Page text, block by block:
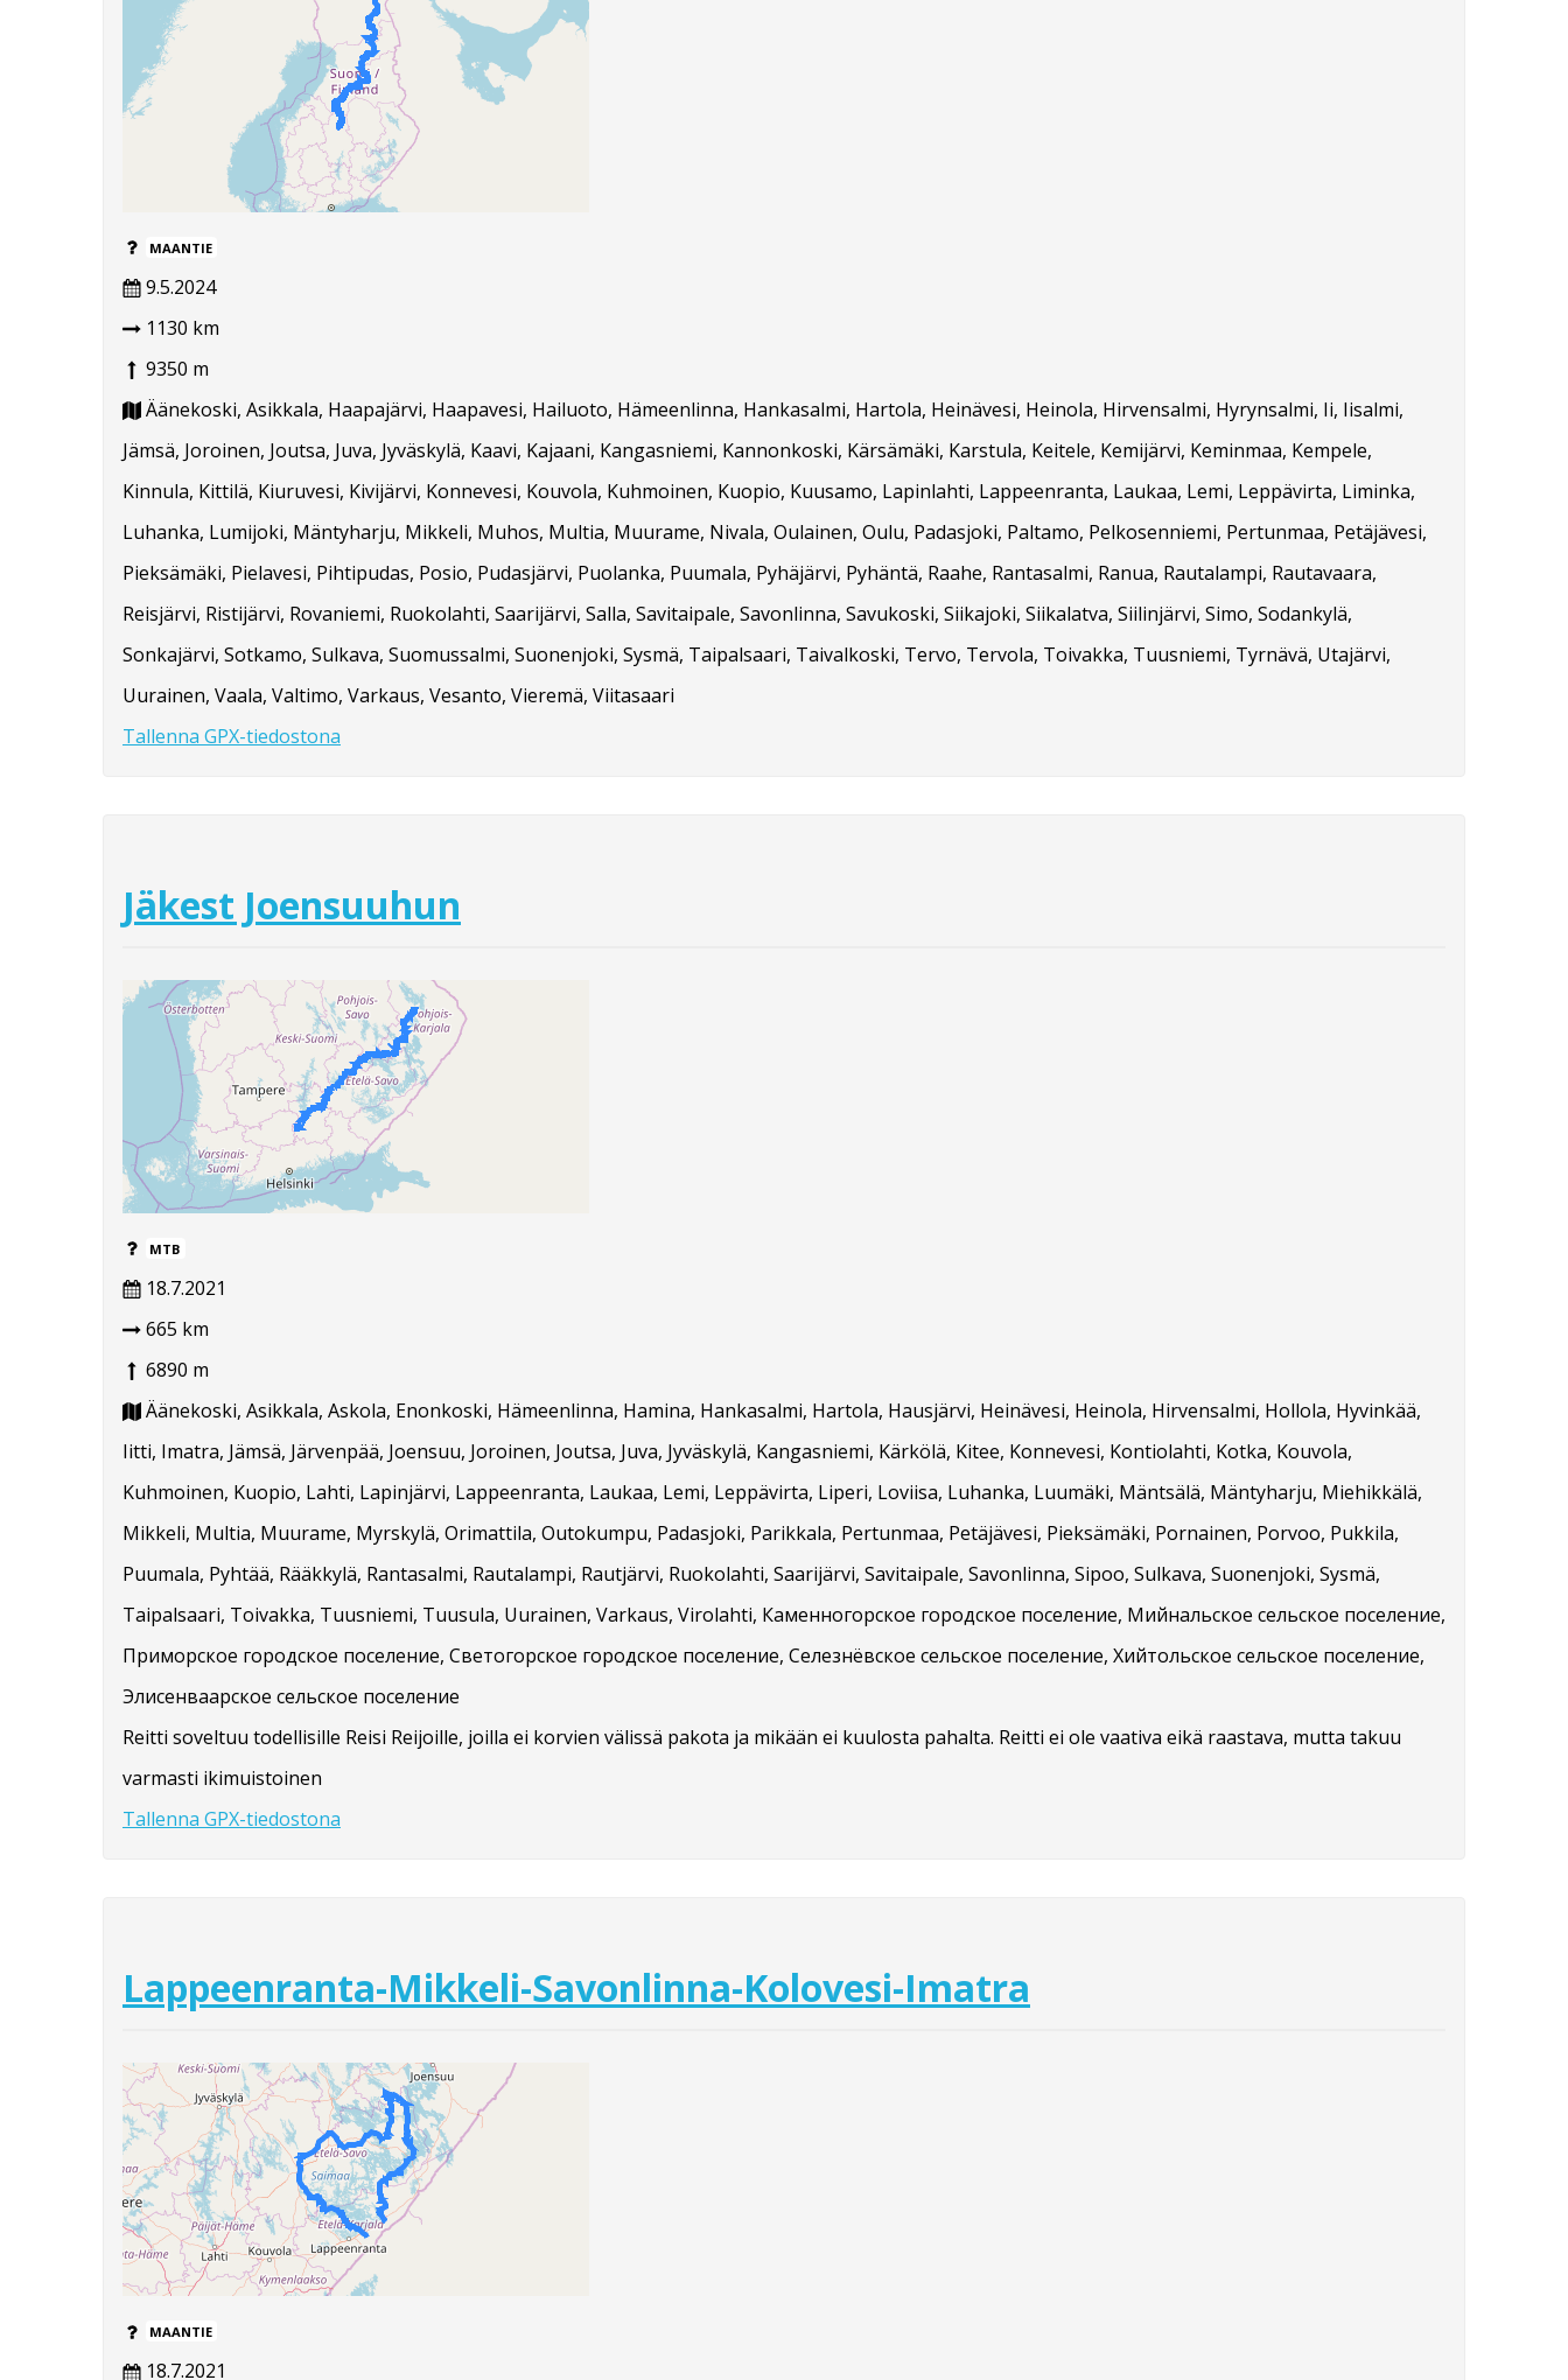
MAANTIE
9.5.2024
1130 km
9350 m
Äänekoski, Asikkala, Haapajärvi, Haapavesi, Hailuoto, Hämeenlinna, Hankasalmi, Hartola, Heinävesi, Heinola, Hirvensalmi, Hyrynsalmi, Ii, Iisalmi,
Jämsä, Joroinen, Joutsa, Juva, Jyväskylä, Kaavi, Kajaani, Kangasniemi, Kannonkoski, Kärsämäki, Karstula, Keitele, Kemijärvi, Keminmaa, Kempele,
Kinnula, Kittilä, Kiuruvesi, Kivijärvi, Konnevesi, Kouvola, Kuhmoinen, Kuopio, Kuusamo, Lapinlahti, Lappeenranta, Laukaa, Lemi, Leppävirta, Liminka,
Luhanka, Lumijoki, Mäntyharju, Mikkeli, Muhos, Multia, Muurame, Nivala, Oulainen, Oulu, Padasjoki, Paltamo, Pelkosenniemi, Pertunmaa, Petäjävesi,
Pieksämäki, Pielavesi, Pihtipudas, Posio, Pudasjärvi, Puolanka, Puumala, Pyhäjärvi, Pyhäntä, Raahe, Rantasalmi, Ranua, Rautalampi, Rautavaara,
Reisjärvi, Ristijärvi, Rovaniemi, Ruokolahti, Saarijärvi, Salla, Savitaipale, Savonlinna, Savukoski, Siikajoki, Siikalatva, Siilinjärvi, Simo, Sodankylä,
Sonkajärvi, Sotkamo, Sulkava, Suomussalmi, Suonenjoki, Sysmä, Taipalsaari, Taivalkoski, Tervo, Tervola, Toivakka, Tuusniemi, Tyrnävä, Utajärvi,
Uurainen, Vaala, Valtimo, Varkaus, Vesanto, Vieremä, Viitasaari
Tallenna GPX-tiedostona
Jäkest Joensuuhun
MTB
18.7.2021
665 km
6890 m
Äänekoski, Asikkala, Askola, Enonkoski, Hämeenlinna, Hamina, Hankasalmi, Hartola, Hausjärvi, Heinävesi, Heinola, Hirvensalmi, Hollola, Hyvinkää,
Iitti, Imatra, Jämsä, Järvenpää, Joensuu, Joroinen, Joutsa, Juva, Jyväskylä, Kangasniemi, Kärkölä, Kitee, Konnevesi, Kontiolahti, Kotka, Kouvola,
Kuhmoinen, Kuopio, Lahti, Lapinjärvi, Lappeenranta, Laukaa, Lemi, Leppävirta, Liperi, Loviisa, Luhanka, Luumäki, Mäntsälä, Mäntyharju, Miehikkälä,
Mikkeli, Multia, Muurame, Myrskylä, Orimattila, Outokumpu, Padasjoki, Parikkala, Pertunmaa, Petäjävesi, Pieksämäki, Pornainen, Porvoo, Pukkila,
Puumala, Pyhtää, Rääkkylä, Rantasalmi, Rautalampi, Rautjärvi, Ruokolahti, Saarijärvi, Savitaipale, Savonlinna, Sipoo, Sulkava, Suonenjoki, Sysmä,
Taipalsaari, Toivakka, Tuusniemi, Tuusula, Uurainen, Varkaus, Virolahti, Каменногорское городское поселение, Мийнальское сельское поселение,
Приморское городское поселение, Светогорское городское поселение, Селезнёвское сельское поселение, Хийтольское сельское поселение,
Элисенваарское сельское поселение
Reitti soveltuu todellisille Reisi Reijoille, joilla ei korvien välissä pakota ja mikään ei kuulosta pahalta. Reitti ei ole vaativa eikä raastava, mutta takuu
varmasti ikimuistoinen
Tallenna GPX-tiedostona
Lappeenranta-Mikkeli-Savonlinna-Kolovesi-Imatra
MAANTIE
18.7.2021